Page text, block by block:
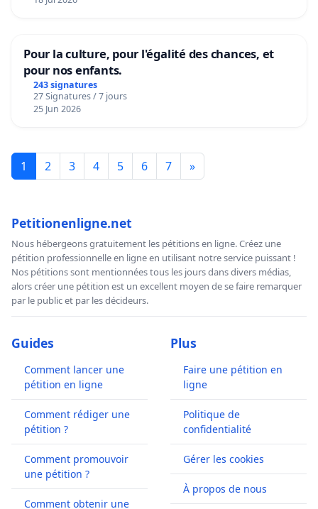
Pour la culture, pour l'égalité des chances, et
pour nos enfants.
243 signatures
27 Signatures / 7 jours
25 Jun 2026
1 2 3 4 5 6 7 »
Petitionenligne.net
Nous hébergeons gratuitement les pétitions en ligne. Créez une
pétition professionnelle en ligne en utilisant notre service puissant !
Nos pétitions sont mentionnées tous les jours dans divers médias,
alors créer une pétition est un excellent moyen de se faire remarquer
par le public et par les décideurs.
Guides
Comment lancer une
pétition en ligne
Comment rédiger une
pétition ?
Comment promouvoir
une pétition ?
Comment obtenir une
Plus
Faire une pétition en
ligne
Politique de
confidentialité
Gérer les cookies
À propos de nous